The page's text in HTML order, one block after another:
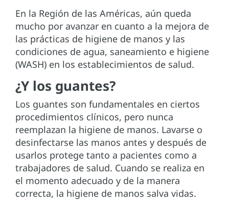
En la Región de las Américas, aún queda
mucho por avanzar en cuanto a la mejora de
las prácticas de higiene de manos y las
condiciones de agua, saneamiento e higiene
(WASH) en los establecimientos de salud.
¿Y los guantes?
Los guantes son fundamentales en ciertos
procedimientos clínicos, pero nunca
reemplazan la higiene de manos. Lavarse o
desinfectarse las manos antes y después de
usarlos protege tanto a pacientes como a
trabajadores de salud. Cuando se realiza en
el momento adecuado y de la manera
correcta, la higiene de manos salva vidas.